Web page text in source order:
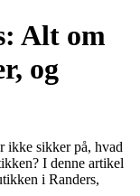
Alt om
og
ikke sikker på, hvad
I denne artikel
i Randers,